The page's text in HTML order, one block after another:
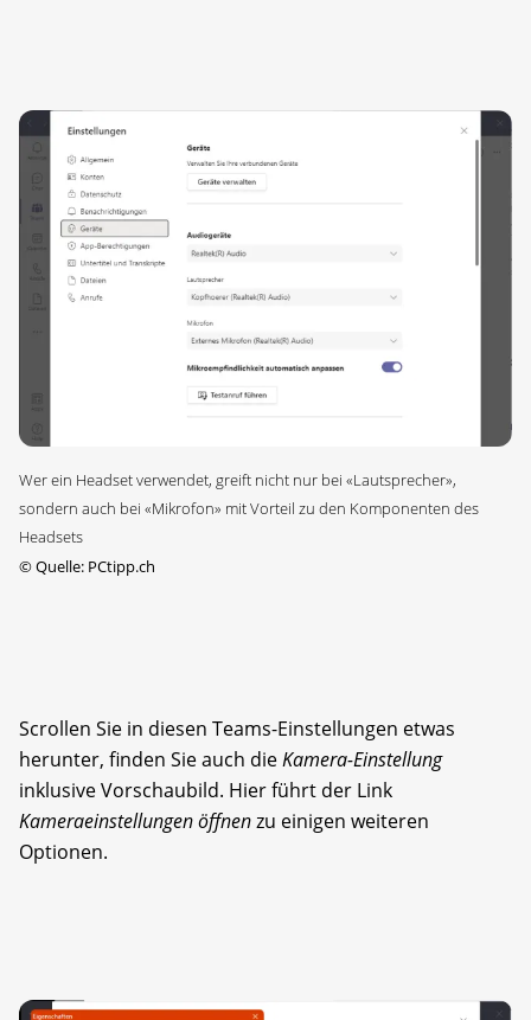
Wer ein Headset verwendet, greift nicht nur bei «Lautsprecher»,
sondern auch bei «Mikrofon» mit Vorteil zu den Komponenten des
Headsets
©Quelle: PCtipp.ch
Scrollen Sie in diesen Teams-Einstellungen etwas
herunter, finden Sie auch dieKamera-Einstellung
inklusive Vorschaubild. Hier führt der Link
Kameraeinstellungen öffnenzu einigen weiteren
Optionen.